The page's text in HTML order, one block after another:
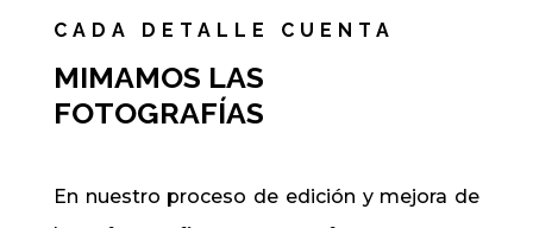
CADA DETALLE CUENTA
MIMAMOS LAS
FOTOGRAFÍAS
En nuestro proceso de edición y mejora de